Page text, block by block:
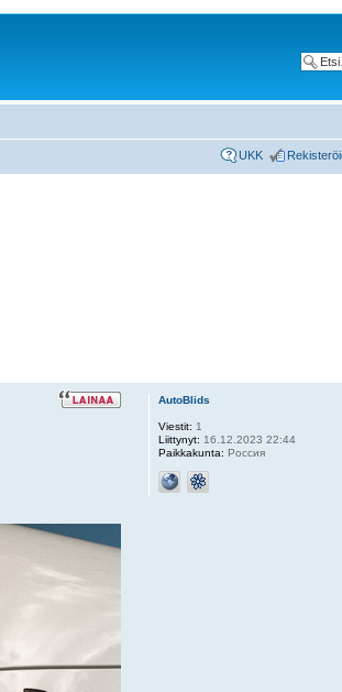
UKK
AutoBlids
Viestit: 1
Liittynyt: 16.12.2023 22:44
Paikkakunta: Россия